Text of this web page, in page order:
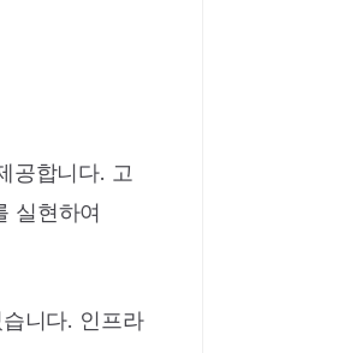
공합니다. 고
실현하여
니다. 인프라